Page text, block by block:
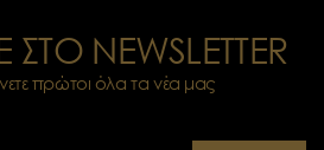
ΣΤΟ NEWSLETTER
πρώτοι όλα τα νέα μας